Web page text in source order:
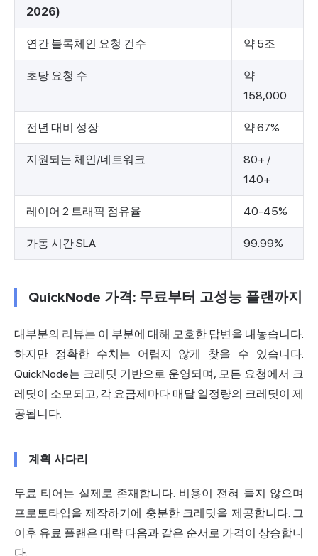
2026)
연간 블록체인 요청 건수 약 5조
초당 요청 수
약
158,000
전년 대비 성장 약 67%
지원되는 체인/네트워크
80+ /
140+
레이어 2 트래픽 점유율 40-45%
가동 시간 SLA 99.99%
QuickNode 가격: 무료부터 고성능 플랜까지
대부분의 리뷰는 이 부분에 대해 모호한 답변을 내놓습니다.
하지만 정확한 수치는 어렵지 않게 찾을 수 있습니다.
QuickNode는 크레딧 기반으로 운영되며, 모든 요청에서 크
레딧이 소모되고, 각 요금제마다 매달 일정량의 크레딧이 제
공됩니다.
계획 사다리
무료 티어는 실제로 존재합니다. 비용이 전혀 들지 않으며
프로토타입을 제작하기에 충분한 크레딧을 제공합니다. 그
이후 유료 플랜은 대략 다음과 같은 순서로 가격이 상승합니
다.